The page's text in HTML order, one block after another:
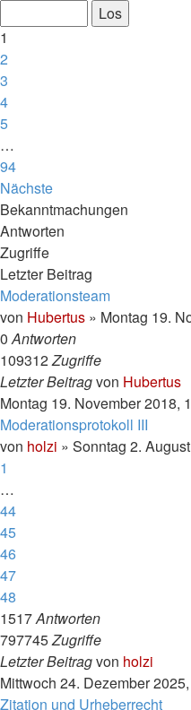
1
2
3
4
5
…
94
Nächste
Bekanntmachungen
Antworten
Zugriffe
Letzter Beitrag
Moderationsteam
von Hubertus » Montag 19.
0Antworten
109312Zugriffe
Letzter Beitragvon Hubertus
Montag 19. November 2018,
Moderationsprotokoll III
von holzi » Sonntag 2.
1
…
44
45
46
47
48
1517Antworten
797745Zugriffe
Letzter Beitragvon holzi
Mittwoch 24. Dezember
Zitation und Urheberrecht